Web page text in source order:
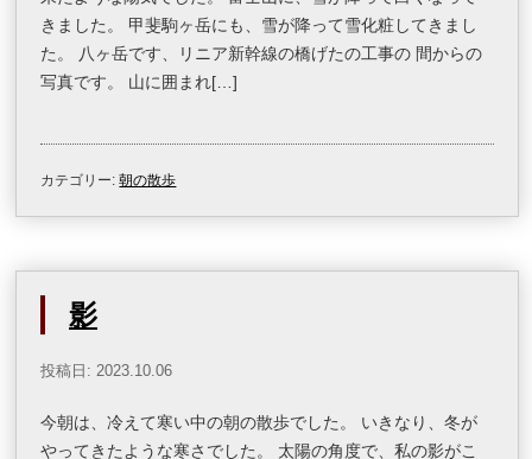
きました。 甲斐駒ヶ岳にも、雪が降って雪化粧してきまし
た。 八ヶ岳です、リニア新幹線の橋げたの工事の 間からの
写真です。 山に囲まれ[…]
カテゴリー:朝の散歩
影
投稿日: 2023.10.06
今朝は、冷えて寒い中の朝の散歩でした。 いきなり、冬が
やってきたような寒さでした。 太陽の角度で、私の影がこ